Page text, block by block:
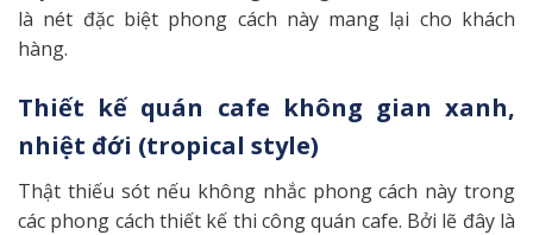
là nét đặc biệt phong cách này mang lại cho khách
hàng.
Thiết kế quán cafe không gian xanh,
nhiệt đới (tropical style)
Thật thiếu sót nếu không nhắc phong cách này trong
các phong cách thiết kế thi công quán cafe. Bởi lẽ đây là